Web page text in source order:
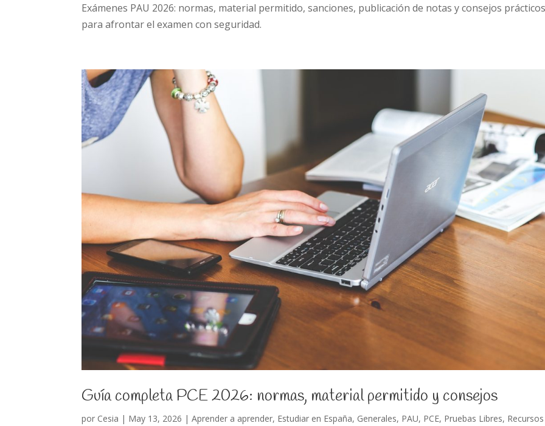
Exámenes PAU 2026: normas, material permitido, sanciones, publicación de notas y consejos
para afrontar el examen con seguridad.
Guía completa PCE 2026: normas, material permitido y consejos
por Cesia | May 13, 2026 |Aprender a aprender, Estudiar en España, Generales, PAU, PCE, Pruebas Libres, Recursos